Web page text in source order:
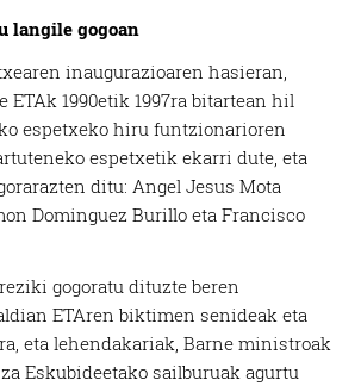
langile gogoan
inaugurazioaren hasieran,
ETAk 1990etik 1997ra bitartean hil
espetxeko hiru funtzionarioren
espetxetik ekarri dute, eta
ditu: Angel Jesus Mota
Dominguez Burillo eta Francisco
gogoratu dituzte beren
ETAren biktimen senideak eta
eta lehendakariak, Barne ministroak
Eskubideetako sailburuak agurtu